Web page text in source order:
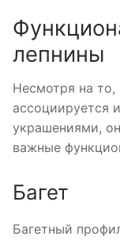
лепнины
Несмотря на то,
ассоциируется
украшениями,
важные
Багет
Багетный